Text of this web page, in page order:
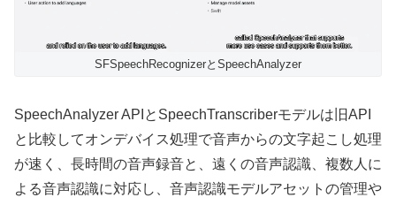
SFSpeechRecognizerとSpeechAnalyzer
SpeechAnalyzer APIとSpeechTranscriberモデルは旧API
と比較してオンデバイス処理で音声からの文字起こし処理
が速く、長時間の音声録音と、遠くの音声認識、複数人に
よる音声認識に対応し、音声認識モデルアセットの管理や